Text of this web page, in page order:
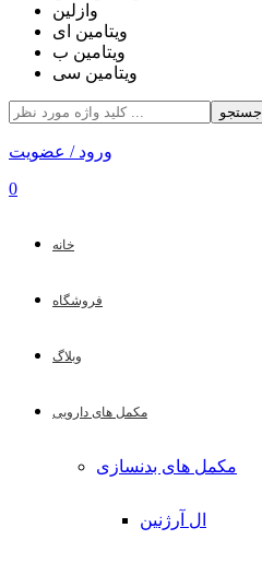
وازلین
ویتامین ای
ویتامین ب
ویتامین سی
جستجو
ورود / عضویت
0
خانه
فروشگاه
وبلاگ
مکمل های دارویی
مکمل های بدنسازی
ال آرژنین